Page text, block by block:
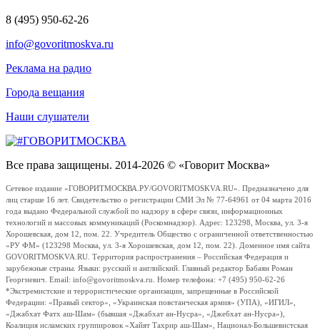
8 (495) 950-62-26
info@govoritmoskva.ru
Реклама на радио
Города вещания
Наши слушатели
Все права защищены. 2014-2026 © «Говорит Москва»
Сетевое издание «ГОВОРИТМОСКВА.РУ/GOVORITMOSKVA.RU». Предназначено для
лиц старше 16 лет. Свидетельство о регистрации СМИ Эл № 77-64961 от 04 марта 2016
года выдано Федеральной службой по надзору в сфере связи, информационных
технологий и массовых коммуникаций (Роскомнадзор). Адрес: 123298, Москва, ул. 3-я
Хорошевская, дом 12, пом. 22. Учредитель Общество с ограниченной ответственностью
«РУ ФМ» (123298 Москва, ул. 3-я Хорошевская, дом 12, пом. 22). Доменное имя сайта
GOVORITMOSKVA.RU. Территория распространения – Российская Федерация и
зарубежные страны. Языки: русский и английский. Главный редактор Бабаян Роман
Георгиевич. Email: info@govoritmoskva.ru. Номер телефона: +7 (495) 950-62-26
*Экстремистские и террористические организации, запрещенные в Российской
Федерации: «Правый сектор», «Украинская повстанческая армия» (УПА), «ИГИЛ»,
«Джабхат Фатх аш-Шам» (бывшая «Джабхат ан-Нусра», «Джебхат ан-Нусра»),
Коалиция исламских группировок «Хайят Тахрир аш-Шам», Национал-Большевистская